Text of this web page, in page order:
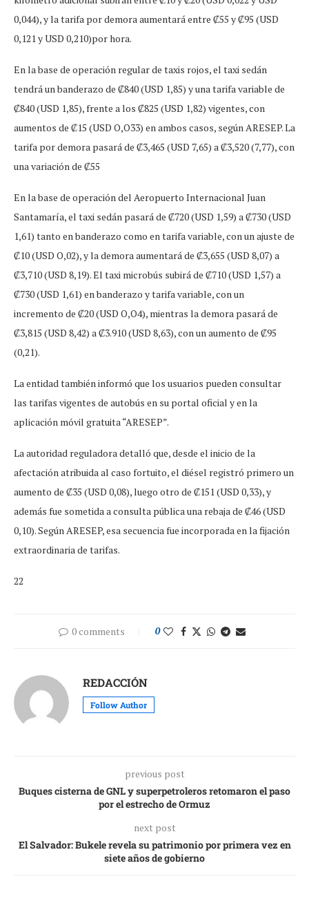
0,044), y la tarifa por demora aumentará entre ₡55 y ₡95 (USD
0,121 y USD 0,210)por hora.
En la base de operación regular de taxis rojos, el taxi sedán
tendrá un banderazo de ₡840 (USD 1,85) y una tarifa variable de
₡840 (USD 1,85), frente a los ₡825 (USD 1,82) vigentes, con
aumentos de ₡15 (USD O,O33) en ambos casos, según ARESEP. La
tarifa por demora pasará de ₡3,465 (USD 7,65) a ₡3,520 (7,77), con
una variación de ₡55
En la base de operación del Aeropuerto Internacional Juan
Santamaría, el taxi sedán pasará de ₡720 (USD 1,59) a ₡730 (USD
1,61) tanto en banderazo como en tarifa variable, con un ajuste de
₡10 (USD O,02), y la demora aumentará de ₡3,655 (USD 8,07) a
₡3,710 (USD 8,19). El taxi microbús subirá de ₡710 (USD 1,57) a
₡730 (USD 1,61) en banderazo y tarifa variable, con un
incremento de ₡20 (USD O,O4), mientras la demora pasará de
₡3,815 (USD 8,42) a ₡3.910 (USD 8,63), con un aumento de ₡95
(0,21).
La entidad también informó que los usuarios pueden consultar
las tarifas vigentes de autobús en su portal oficial y en la
aplicación móvil gratuita “ARESEP”.
La autoridad reguladora detalló que, desde el inicio de la
afectación atribuida al caso fortuito, el diésel registró primero un
aumento de ₡35 (USD 0,08), luego otro de ₡151 (USD 0,33), y
además fue sometida a consulta pública una rebaja de ₡46 (USD
0,10). Según ARESEP, esa secuencia fue incorporada en la fijación
extraordinaria de tarifas.
22
0 comments 0
REDACCIÓN
Follow Author
previous post
Buques cisterna de GNL y superpetroleros retomaron el paso
por el estrecho de Ormuz
next post
El Salvador: Bukele revela su patrimonio por primera vez en
siete años de gobierno